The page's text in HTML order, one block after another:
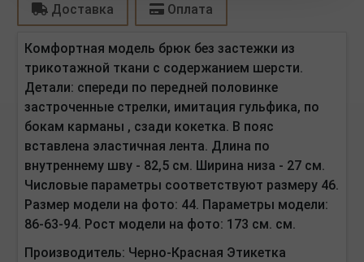
Доставка Оплата
Комфортная модель брюк без застежки из
трикотажной ткани с содержанием шерсти.
Детали: спереди по передней половинке
застроченные стрелки, имитация гульфика, по
бокам карманы , сзади кокетка. В пояс
вставлена эластичная лента. Длина по
внутреннему шву - 82,5 см. Ширина низа - 27 см.
Числовые параметры соответствуют размеру 46.
Размер модели на фото: 44. Параметры модели:
86-63-94. Рост модели на фото: 173 см. см.
Производитель: Черно-Красная Этикетка